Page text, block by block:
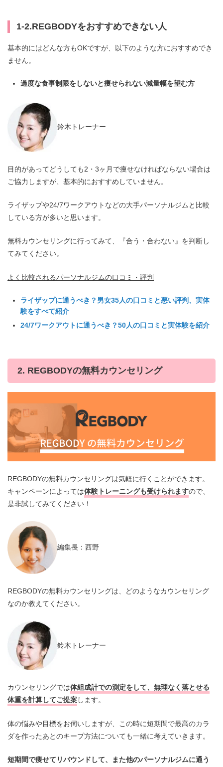
1-2.REGBODYをおすすめできない人
基本的にはどんな方もOKですが、以下のような方におすすめでき
ません。
過度な食事制限をしないと痩せられない減量幅を望む方
鈴木トレーナー
目的があってどうしても2・3ヶ月で痩せなければならない場合は
ご協力しますが、基本的におすすめしていません。
ライザップや24/7ワークアウトなどの大手パーソナルジムと比較
している方が多いと思います。
無料カウンセリングに行ってみて、『合う・合わない』を判断し
てみてください。
よく比較されるパーソナルジムの口コミ・評判
ライザップに通うべき？男女35人の口コミと悪い評判、実体
験をすべて紹介
24/7ワークアウトに通うべき？50人の口コミと実体験を紹介
2. REGBODYの無料カウンセリング
REGBODYの無料カウンセリングは気軽に行くことができます。
キャンペーンによっては体験トレーニングも受けられますので、
是非試してみてください！
編集長：西野
REGBODYの無料カウンセリングは、どのようなカウンセリング
なのか教えてください。
鈴木トレーナー
カウンセリングでは体組成計での測定をして、無理なく落とせる
体重を計算してご提案します。
体の悩みや目標をお伺いしますが、この時に短期間で最高のカラ
ダを作ったあとのキープ方法についても一緒に考えていきます。
短期間で痩せてリバウンドして、また他のパーソナルジムに通う